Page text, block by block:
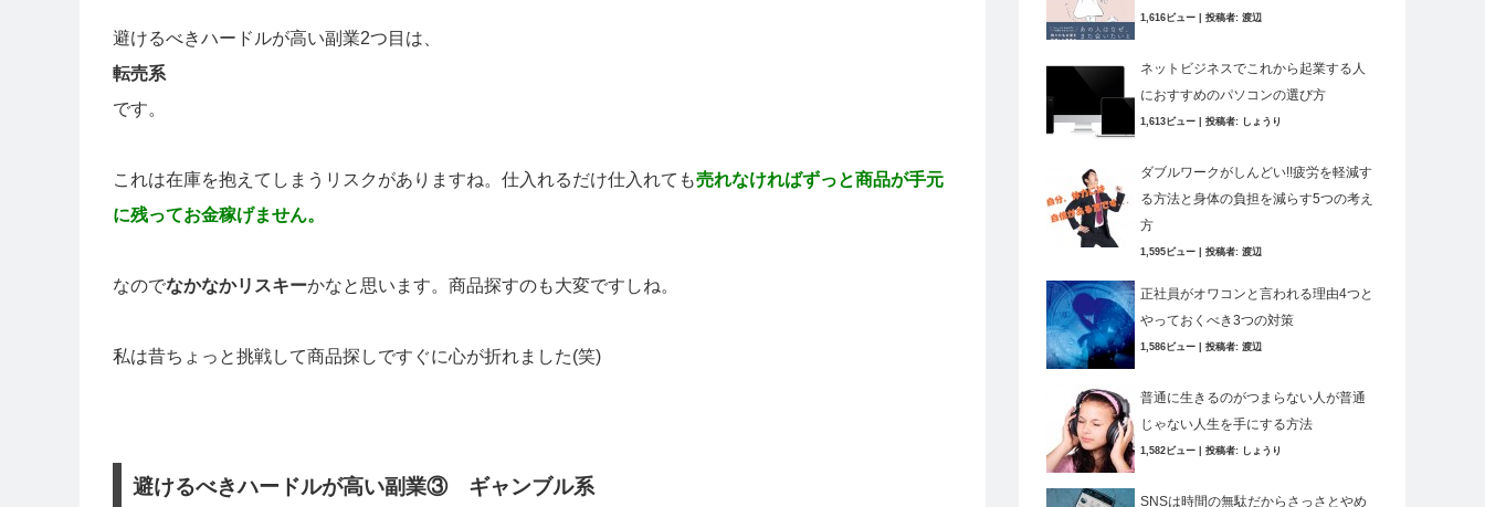
避けるべきハードルが高い副業2つ目は、
転売系
です。
これは在庫を抱えてしまうリスクがありますね。仕入れるだけ仕入れても売れなければずっと商品が手元
に残ってお金稼げません。
なのでなかなかリスキーかなと思います。商品探すのも大変ですしね。
私は昔ちょっと挑戦して商品探しですぐに心が折れました(笑)
避けるべきハードルが高い副業③ ギャンブル系
1,616ビュー 投稿者: 渡辺
ネットビジネスでこれから起業する人
におすすめのパソコンの選び方
1,613ビュー 投稿者: しょうり
ダブルワークがしんどい!!疲労を軽減す
る方法と身体の負担を減らす5つの考え
方
1,595ビュー 投稿者: 渡辺
正社員がオワコンと言われる理由4つと
やっておくべき3つの対策
1,586ビュー 投稿者: 渡辺
普通に生きるのがつまらない人が普通
じゃない人生を手にする方法
1,582ビュー 投稿者: しょうり
SNSは時間の無駄だからさっさとやめ